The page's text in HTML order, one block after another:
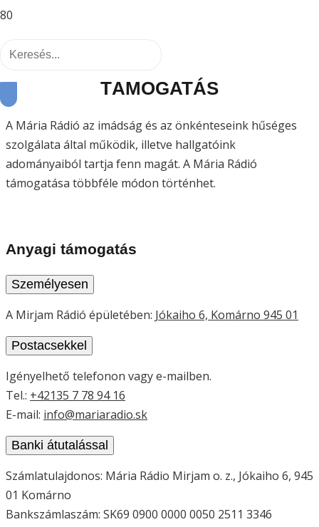
TÁMOGATÁS
A Mária Rádió az imádság és az önkénteseink hűséges
szolgálata által működik, illetve hallgatóink
adományaiból tartja fenn magát. A Mária Rádió
támogatása többféle módon történhet.
Anyagi támogatás
Személyesen
A Mirjam Rádió épületében: Jókaiho 6, Komárno 945 01
Postacsekkel
Igényelhető telefonon vagy e-mailben.
Tel.: +42135 7 78 94 16
E-mail: info@mariaradio.sk
Banki átutalással
Számlatulajdonos: Mária Rádio Mirjam o. z., Jókaiho 6, 945
01 Komárno
Bankszámlaszám: SK69 0900 0000 0050 2511 3346